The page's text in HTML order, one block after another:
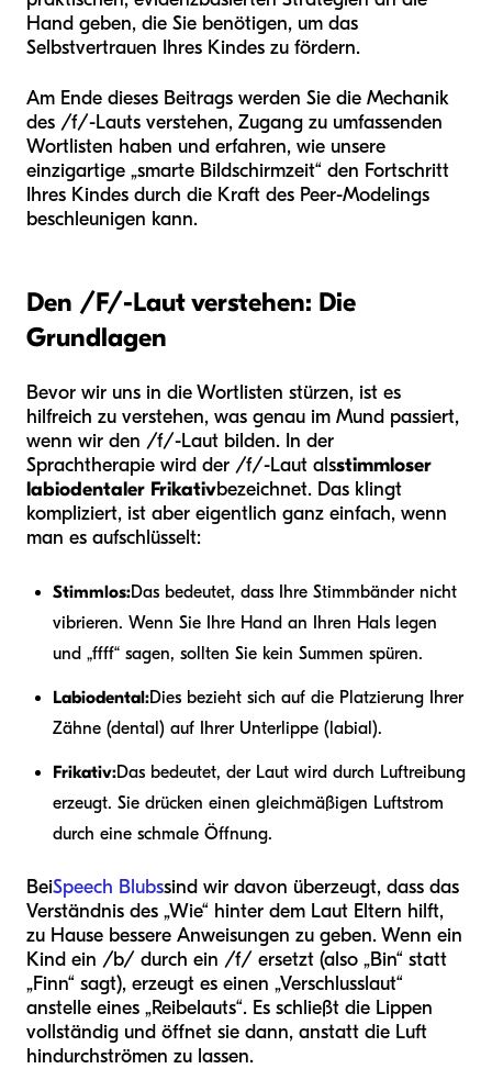
Hand geben, die Sie benötigen, um das
Selbstvertrauen Ihres Kindes zu fördern.
Am Ende dieses Beitrags werden Sie die Mechanik
des /f/-Lauts verstehen, Zugang zu umfassenden
Wortlisten haben und erfahren, wie unsere
einzigartige „smarte Bildschirmzeit“ den Fortschritt
Ihres Kindes durch die Kraft des Peer-Modelings
beschleunigen kann.
Den /F/-Laut verstehen: Die
Grundlagen
Bevor wir uns in die Wortlisten stürzen, ist es
hilfreich zu verstehen, was genau im Mund passiert,
wenn wir den /f/-Laut bilden. In der
Sprachtherapie wird der /f/-Laut alsstimmloser
labiodentaler Frikativbezeichnet. Das klingt
kompliziert, ist aber eigentlich ganz einfach, wenn
man es aufschlüsselt:
Stimmlos:Das bedeutet, dass Ihre Stimmbänder nicht
vibrieren. Wenn Sie Ihre Hand an Ihren Hals legen
und „ffff“ sagen, sollten Sie kein Summen spüren.
Labiodental:Dies bezieht sich auf die Platzierung Ihrer
Zähne (dental) auf Ihrer Unterlippe (labial).
Frikativ:Das bedeutet, der Laut wird durch Luftreibung
erzeugt. Sie drücken einen gleichmäßigen Luftstrom
durch eine schmale Öffnung.
BeiSpeech Blubssind wir davon überzeugt, dass das
Verständnis des „Wie“ hinter dem Laut Eltern hilft,
zu Hause bessere Anweisungen zu geben. Wenn ein
Kind ein /b/ durch ein /f/ ersetzt (also „Bin“ statt
„Finn“ sagt), erzeugt es einen „Verschlusslaut“
anstelle eines „Reibelauts“. Es schließt die Lippen
vollständig und öffnet sie dann, anstatt die Luft
hindurchströmen zu lassen.